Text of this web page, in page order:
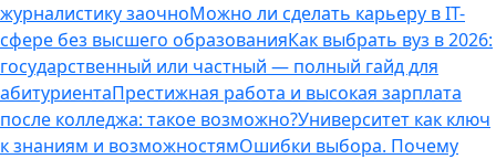
журналистику заочноМожно ли сделать карьеру в IT-
сфере без высшего образованияКак выбрать вуз в 2026:
государственный или частный — полный гайд для
абитуриентаПрестижная работа и высокая зарплата
после колледжа: такое возможно?Университет как ключ
к знаниям и возможностямОшибки выбора. Почему